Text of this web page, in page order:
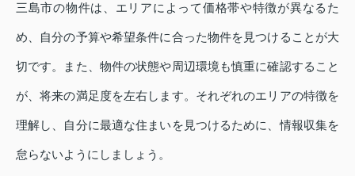
三島市の物件は、エリアによって価格帯や特徴が異なるた
め、自分の予算や希望条件に合った物件を見つけることが大
切です。また、物件の状態や周辺環境も慎重に確認すること
が、将来の満足度を左右します。それぞれのエリアの特徴を
理解し、自分に最適な住まいを見つけるために、情報収集を
怠らないようにしましょう。